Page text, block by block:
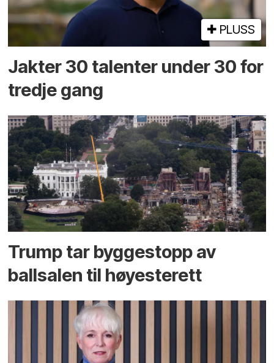
PLUSS
Jakter 30 talenter under 30 for
tredje gang
Trump tar byggestopp av
ballsalen til høyesterett